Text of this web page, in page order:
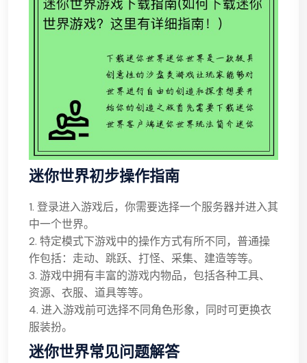
迷你世界初步操作指南
1. 登录进入游戏后，你需要选择一个服务器并进入其
中一个世界。
2. 特定模式下游戏中的操作方式有所不同，普通操
作包括：走动、跳跃、打怪、采集、建造等等。
3. 游戏中拥有丰富的游戏内物品，包括各种工具、
资源、衣服、道具等等。
4. 进入游戏前可选择不同角色形象，同时可更换衣
服装扮。
迷你世界常见问题解答